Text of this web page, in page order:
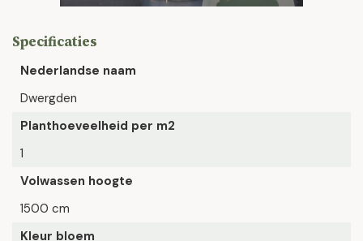
Specificaties
Nederlandse naam
Dwergden
Planthoeveelheid per m2
1
Volwassen hoogte
1500 cm
Kleur bloem